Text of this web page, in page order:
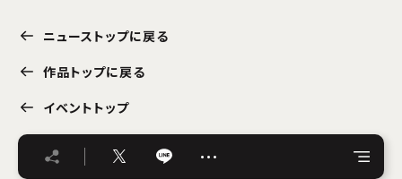
ニューストップに戻る
作品トップに戻る
イベントトップ
…